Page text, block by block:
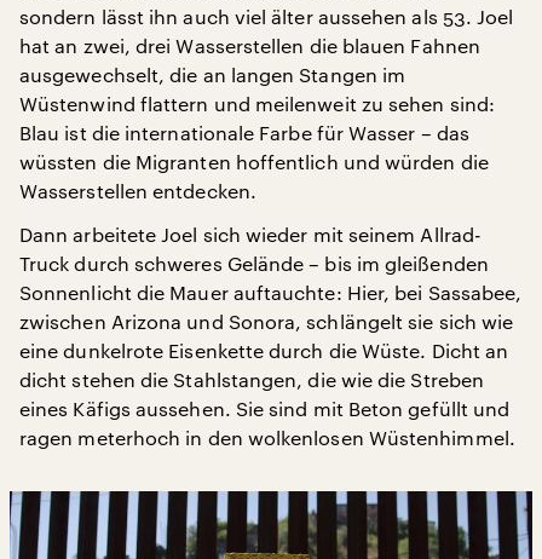
sondern lässt ihn auch viel älter aussehen als 53. Joel
hat an zwei, drei Wasserstellen die blauen Fahnen
ausgewechselt, die an langen Stangen im
Wüstenwind flattern und meilenweit zu sehen sind:
Blau ist die internationale Farbe für Wasser – das
wüssten die Migranten hoffentlich und würden die
Wasserstellen entdecken.
Dann arbeitete Joel sich wieder mit seinem Allrad-
Truck durch schweres Gelände – bis im gleißenden
Sonnenlicht die Mauer auftauchte: Hier, bei Sassabee,
zwischen Arizona und Sonora, schlängelt sie sich wie
eine dunkelrote Eisenkette durch die Wüste. Dicht an
dicht stehen die Stahlstangen, die wie die Streben
eines Käfigs aussehen. Sie sind mit Beton gefüllt und
ragen meterhoch in den wolkenlosen Wüstenhimmel.